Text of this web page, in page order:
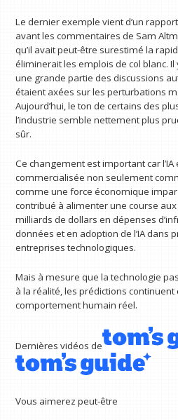
Le dernier exemple vient d’un
avant les commentaires de Sam
qu’il avait peut-être surestimé la
éliminerait les emplois de col blanc.
une grande partie des discussions
étaient axées sur les perturbations
Aujourd’hui, le ton de certains des
l’industrie semble nettement plus
sûr.
Ce changement est important car
commercialisée non seulement
comme une force économique
contribué à alimenter une course
milliards de dollars en dépenses
données et en adoption de l’IA dans
entreprises technologiques.
Mais à mesure que la technologie
à la réalité, les prédictions
comportement humain réel.
Dernières vidéos de
Vous aimerez peut-être